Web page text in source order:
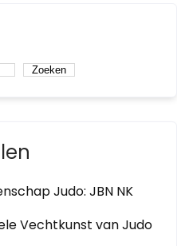
Zoeken
Judo: JBN NK
Vechtkunst van Judo